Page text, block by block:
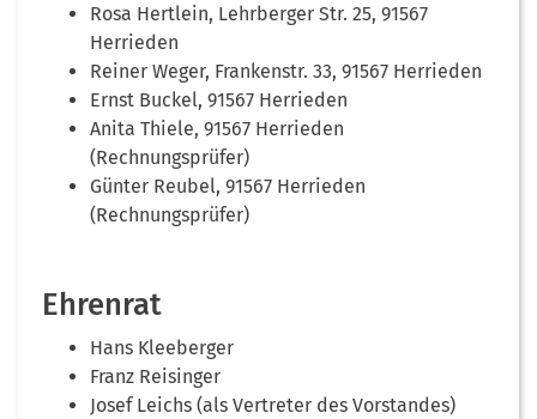
Rosa Hertlein, Lehrberger Str. 25, 91567
Herrieden
Reiner Weger, Frankenstr. 33, 91567 Herrieden
Ernst Buckel, 91567 Herrieden
Anita Thiele, 91567 Herrieden
(Rechnungsprüfer)
Günter Reubel, 91567 Herrieden
(Rechnungsprüfer)
Ehrenrat
Hans Kleeberger
Franz Reisinger
Josef Leichs (als Vertreter des Vorstandes)